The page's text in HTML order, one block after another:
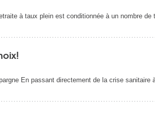
à taux plein est conditionnée à un nombre
En passant directement de la crise